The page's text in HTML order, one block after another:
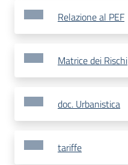
Relazione al PEF
Matrice dei Rischi
doc. Urbanistica
tariffe